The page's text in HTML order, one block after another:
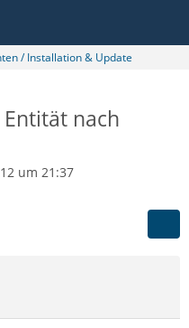
/ Installation & Update
nach
um 21:37